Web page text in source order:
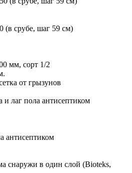
(в срубе, шаг 59 см)
мм, сорт 1/2
от грызунов
лаг пола антисептиком
антисептиком
снаружи в один слой (Bioteks,